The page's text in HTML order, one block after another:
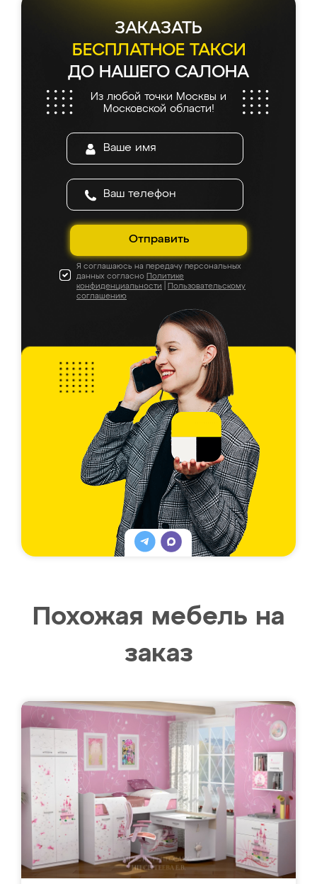
ЗАКАЗАТЬ
БЕСПЛАТНОЕ ТАКСИ
ДО НАШЕГО САЛОНА
Из любой точки Москвы и
Московской области!
Отправить
Я соглашаюсь на передачу персональных
данных согласно Политике
конфиденциальности
Пользовательскому
соглашению
Похожая мебель на
заказ